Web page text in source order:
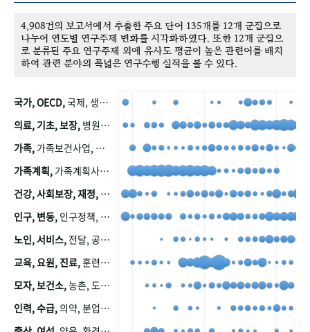
4,908건의 보고서에서 추출한 주요 단어 135개를 12개 군집으로
나누어 연도별 연구주제 변화를 시각화하였다. 또한 12개 군집으
로 분류된 주요 연구주제 외에 유사도 평균이 높은 관련어를 배치
하여 관련 분야의 폭넓은 연구수행 실적을 볼 수 있다.
국가, OECD,국제, 생산, 아시아, 태평양, 태평양지역, 참가
의료, 기초, 보장, 병원, 가정, 연금, 연계, 공적, 일본, 생활, 국민기초생활보장제도, 국민연금, 기금, 저소득층, 근로, 자활, 급여, 환자, 의료비, 모니터링, 한국복지패널, 소득, 지표, 빈곤, 노후, 장애인
가족, 가족보건사업, 산업, 친화, 전국, 출산력
가족계획, 가족계획사업, 가족계획사업평가, 한국가족계획사업, 피임, 보급, 부인, 자궁, 피임약
건강, 사회보장, 재정,
인구, 변동, 인구정책, 저출산, 고령사회, 고령화, 이동, 남북한, 지방자치단체, 컨설팅, 복지정책평가, 집, 사회개발
노인, 서비스, 전달, 공공, 보육, 수요, 공급, 사회서비스, 데이터, 보호, 요양, 아동, 예방, 청소년, 효율, 자원
교육, 요원, 진료,훈련, 보건요원, 마을, 마을건강사업, 보조원, 진료원, 보건진료원, 보건진료원교재
모자, 보건소,농촌, 도시, 금연, 농촌지역, 모자보건사업
인력, 수급,의약, 분업, 식품, 의약품, 의사, 안전